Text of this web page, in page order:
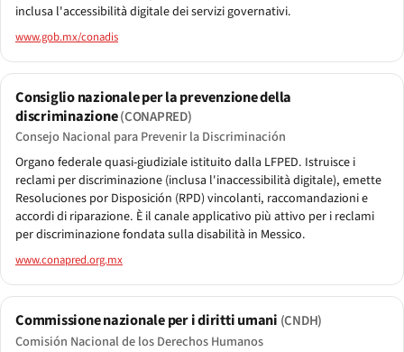
inclusa l'accessibilità digitale dei servizi governativi.
www.gob.mx/conadis
Consiglio nazionale per la prevenzione della
discriminazione(CONAPRED)
Consejo Nacional para Prevenir la Discriminación
Organo federale quasi-giudiziale istituito dalla LFPED. Istruisce i
reclami per discriminazione (inclusa l'inaccessibilità digitale), emette
Resoluciones por Disposición (RPD) vincolanti, raccomandazioni e
accordi di riparazione. È il canale applicativo più attivo per i reclami
per discriminazione fondata sulla disabilità in Messico.
www.conapred.org.mx
Commissione nazionale per i diritti umani (CNDH)
Comisión Nacional de los Derechos Humanos